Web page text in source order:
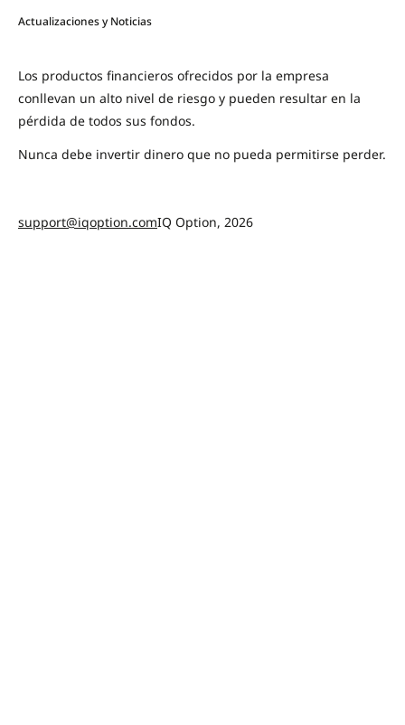
Actualizaciones y Noticias
Los productos financieros ofrecidos por la empresa
conllevan un alto nivel de riesgo y pueden resultar en la
pérdida de todos sus fondos.
Nunca debe invertir dinero que no pueda permitirse perder.
support@iqoption.comIQ Option, 2026